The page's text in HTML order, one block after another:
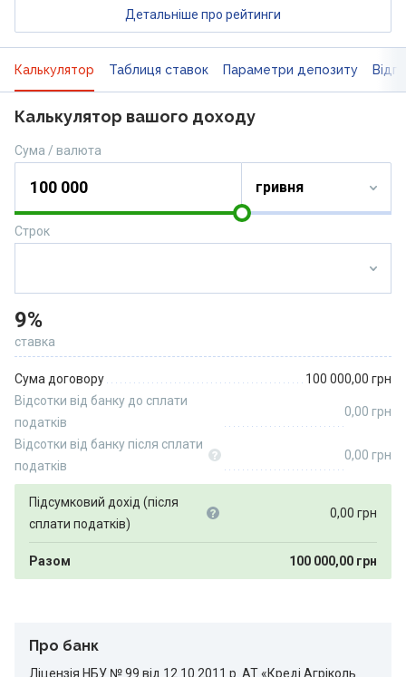
Детальніше про рейтинги
Калькулятор Таблиця ставок Параметри депозиту
Калькулятор вашого доходу
Сума / валюта
Строк
9%
ставка
Сума договору 100 000,00 грн
Відсотки від банку до сплати
податків
0,00 грн
Відсотки від банку після сплати
податків
0,00 грн
Підсумковий дохід (після
сплати податків)
0,00 грн
Разом 100 000,00 грн
Про банк
Ліцензія НБУ № 99 від 12.10.2011 р. АТ «Креді Агріколь